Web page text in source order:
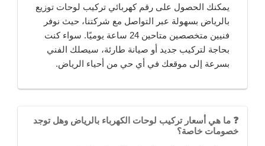
يمكنك الحصول على رقم كهربائي تركيب لوحات توزيع
بالرياض بسهولة عبر التواصل مع شركتنا، حيث نوفر
فنيين متخصصين متاحين 24 ساعة يوميًا. سواء كنت
بحاجة لتركيب جديد أو صيانة طارئة، سيصلك الفني
بسرعة إلى موقعك في أي حي من أحياء الرياض.
❓ ما هي أسعار تركيب لوحات الكهرباء بالرياض وهل توجد
خصومات خاصة؟